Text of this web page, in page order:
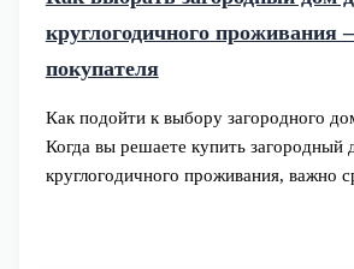
круглогодичного проживания
покупателя
Как подойти к выбору загородного
Когда вы решаете купить загородный
круглогодичного проживания, важно